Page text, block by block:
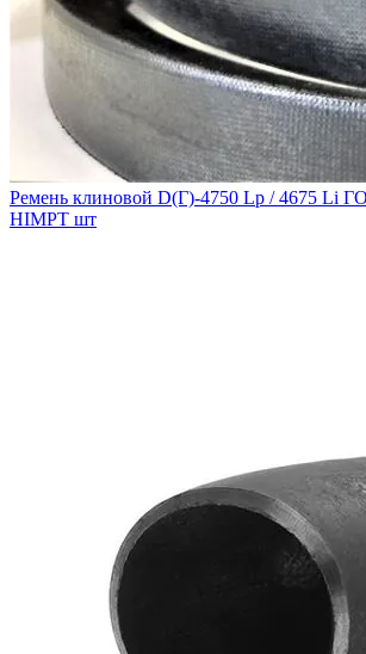
Ремень клиновой D(Г)-4750 Lp / 4675 Li
HIMPT шт